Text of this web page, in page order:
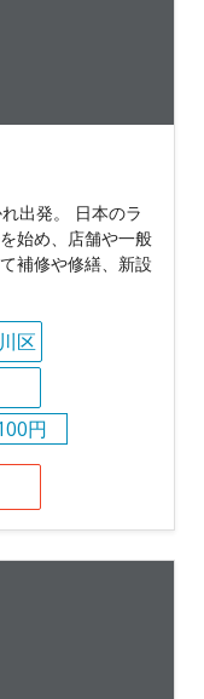
出発。 日本のラ
始め、店舗や一般
補修や修繕、新設
区
円